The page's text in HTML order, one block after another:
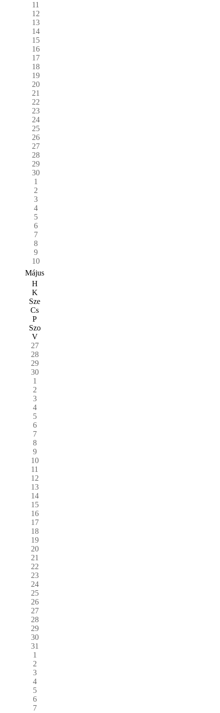
11
12
13
14
15
16
17
18
19
20
21
22
23
24
25
26
27
28
29
30
1
2
3
4
5
6
7
8
9
10
Május
H
K
Sze
Cs
P
Szo
V
27
28
29
30
1
2
3
4
5
6
7
8
9
10
11
12
13
14
15
16
17
18
19
20
21
22
23
24
25
26
27
28
29
30
31
1
2
3
4
5
6
7